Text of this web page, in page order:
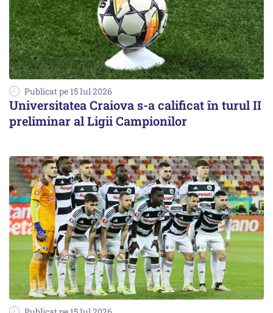
Publicat pe 15 Iul 2026
Universitatea Craiova s-a calificat în turul II
preliminar al Ligii Campionilor